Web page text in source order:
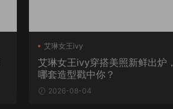
艾琳女王ivy
艾琳女王ivy穿搭美照新鲜出炉，
哪套造型戳中你？
2026-08-04